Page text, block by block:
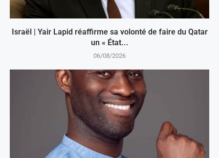
Israël | Yair Lapid réaffirme sa volonté de faire du Qatar
un « État...
06/08/2026